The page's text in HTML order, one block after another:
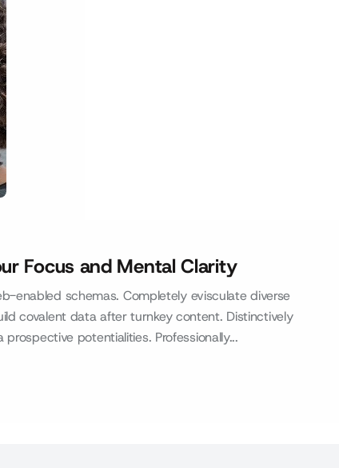
Focus and Mental Clarity
enabled schemas. Completely evisculate diverse
covalent data after turnkey content. Distinctively
potentialities. Professionally...